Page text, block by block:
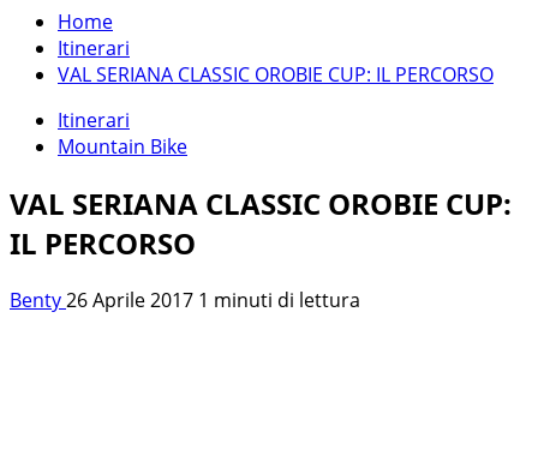
Home
Itinerari
VAL SERIANA CLASSIC OROBIE CUP: IL PERCORSO
Itinerari
Mountain Bike
VAL SERIANA CLASSIC OROBIE CUP:
IL PERCORSO
Benty26 Aprile 2017 1 minuti di lettura